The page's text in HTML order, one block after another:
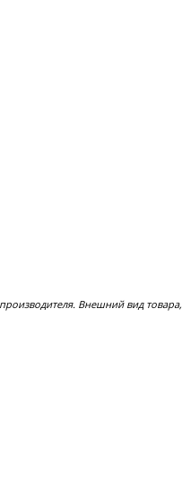
Внешний вид товара,